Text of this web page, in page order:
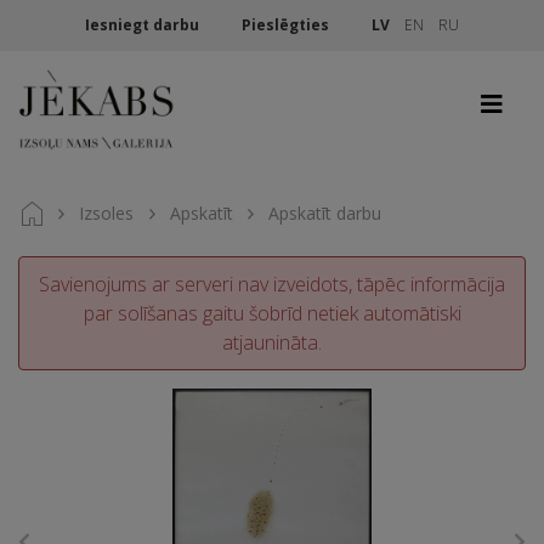
Iesniegt darbu Pieslēgties LV EN RU
Izsoles Apskatīt Apskatīt darbu
Savienojums ar serveri nav izveidots, tāpēc informācija
par solīšanas gaitu šobrīd netiek automātiski
atjaunināta.